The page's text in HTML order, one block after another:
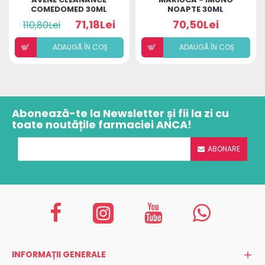
COMEDOMED 30ML
110,80Lei 71,18Lei
ADAUGÃ ÎN COȘ
NOAPTE 30ML
70,50Lei
ADAUGÃ ÎN COȘ
Abonează-te la Newsletter și fii la zi cu
toate noutățile farmaciei ANCA!
ABONARE
INFORMAȚII GENERALE